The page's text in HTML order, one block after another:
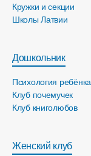
Кружки и секции
Школы Латвии
Дошкольник
Психология ребёнка
Клуб почемучек
Клуб книголюбов
Женский клуб